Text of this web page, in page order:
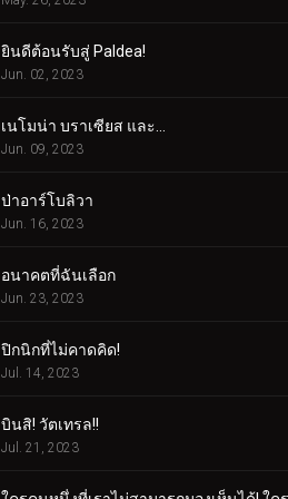
ยินดีต้อนรับสู่ Paldea!
Jun. 02, 2023
เนโมน่า บราเซียส และ...
Jun. 09, 2023
ป่าอาร์โบลิวา
Jun. 16, 2023
อนาคตที่ฉันเลือก
Jun. 23, 2023
ปิกนิกที่ไม่คาดคิด!
Jul. 14, 2023
บินสิ! วัตเทรล!!
Jul. 21, 2023